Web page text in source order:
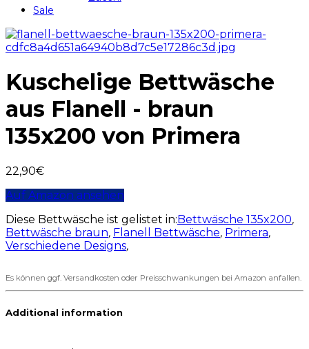
Sale
Kuschelige Bettwäsche
aus Flanell - braun
135x200 von Primera
22,90€
Auf Amazon ansehen
Diese Bettwäsche ist gelistet in:Bettwäsche 135x200,
Bettwäsche braun, Flanell Bettwäsche, Primera,
Verschiedene Designs,
Es können ggf. Versandkosten oder Preisschwankungen bei Amazon anfallen.
Additional information